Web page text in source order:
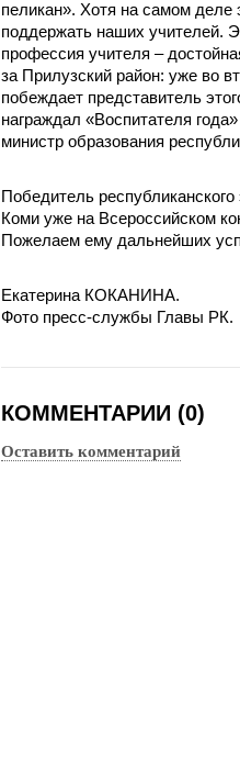
пеликан». Хотя на самом
поддержать наших учителей.
профессия учителя –
за Прилузский район: уже во
побеждает представитель
награждал «Воспитателя
министр образования
Победитель
Коми уже на Всероссийском
Пожелаем ему дальнейших
Екатерина КОКАНИНА.
Фото пресс-службы Главы РК.
КОММЕНТАРИИ (0)
Оставить комментарий